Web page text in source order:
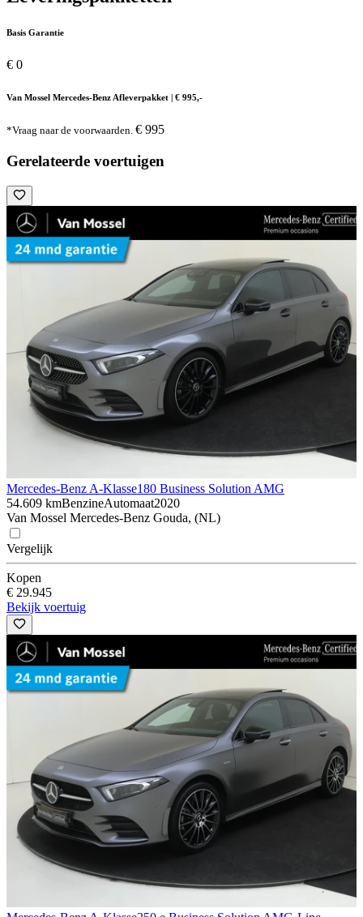
Basis Garantie
€ 0
Van Mossel Mercedes-Benz Afleverpakket | € 995,-
*Vraag naar de voorwaarden. € 995
Gerelateerde voertuigen
Mercedes-Benz A-Klasse180 Business Solution AMG
54.609 kmBenzineAutomaat2020
Van Mossel Mercedes-Benz Gouda, (NL)
Vergelijk
Kopen
€ 29.945
Bekijk voertuig